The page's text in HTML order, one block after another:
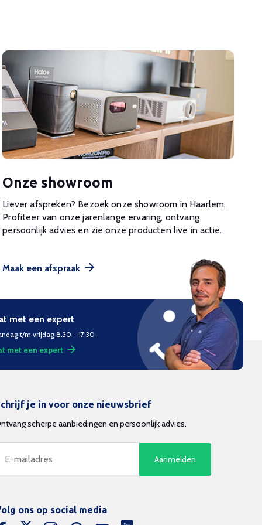
Onze showroom
Liever afspreken? Bezoek onze showroom in Haarlem.
Profiteer van onze jarenlange ervaring, ontvang
persoonlijk advies en zie onze producten live in actie.
Maak een afspraak
met een expert
t/m vrijdag 8.30 - 17:30
met een expert
je in voor onze nieuwsbrief
scherpe aanbiedingen en persoonlijk advies.
Aanmelden
ons op social media